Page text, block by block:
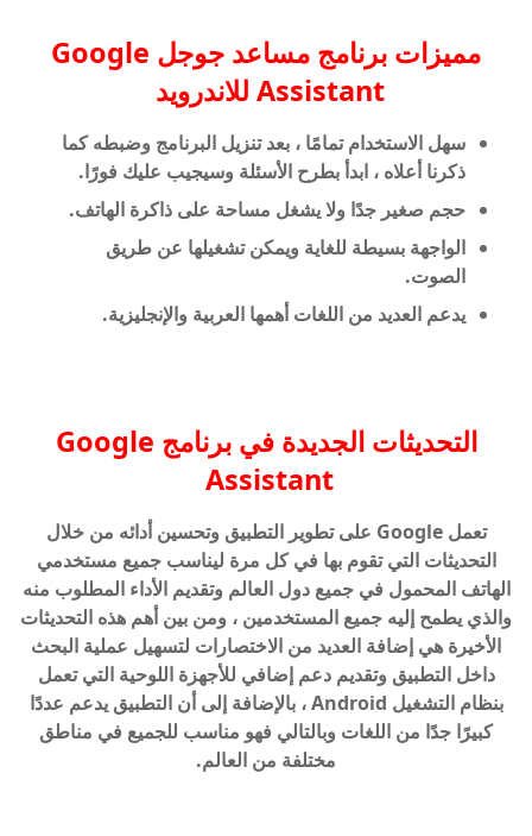
مميزات برنامج مساعد جوجل Google
Assistant للاندرويد
سهل الاستخدام تمامًا ، بعد تنزيل البرنامج وضبطه كما
ذكرنا أعلاه ، ابدأ بطرح الأسئلة وسيجيب عليك فورًا.
حجم صغير جدًا ولا يشغل مساحة على ذاكرة الهاتف.
الواجهة بسيطة للغاية ويمكن تشغيلها عن طريق
الصوت.
يدعم العديد من اللغات أهمها العربية والإنجليزية.
التحديثات الجديدة في برنامج Google
Assistant
تعمل Google على تطوير التطبيق وتحسين أدائه من خلال
التحديثات التي تقوم بها في كل مرة ليناسب جميع مستخدمي
الهاتف المحمول في جميع دول العالم وتقديم الأداء المطلوب منه
والذي يطمح إليه جميع المستخدمين ، ومن بين أهم هذه التحديثات
الأخيرة هي إضافة العديد من الاختصارات لتسهيل عملية البحث
داخل التطبيق وتقديم دعم إضافي للأجهزة اللوحية التي تعمل
بنظام التشغيل Android ، بالإضافة إلى أن التطبيق يدعم عددًا
كبيرًا جدًا من اللغات وبالتالي فهو مناسب للجميع في مناطق
مختلفة من العالم.